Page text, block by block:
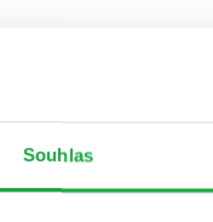
Souhlas